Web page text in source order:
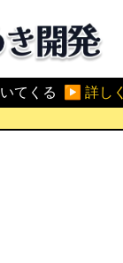
てくる ▶ 詳しく